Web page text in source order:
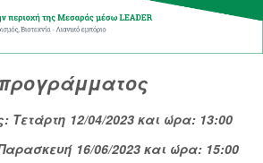
Τετάρτη 12/04/2023 και ώρα: 13:00
16/06/2023 και ώρα: 15:00